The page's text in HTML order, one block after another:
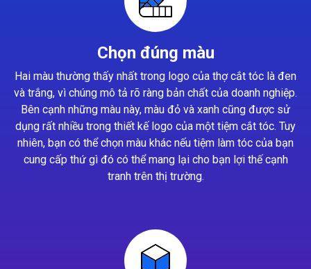
Chọn đúng màu
Hai màu thường thấy nhất trong logo của thợ cắt tóc là đen
và trắng, vì chúng mô tả rõ ràng bản chất của doanh nghiệp.
Bên cạnh những màu này, màu đỏ và xanh cũng được sử
dụng rất nhiều trong thiết kế logo của một tiệm cắt tóc. Tuy
nhiên, bạn có thể chọn màu khác nếu tiệm làm tóc của bạn
cung cấp thứ gì đó có thể mang lại cho bạn lợi thế cạnh
tranh trên thị trường.